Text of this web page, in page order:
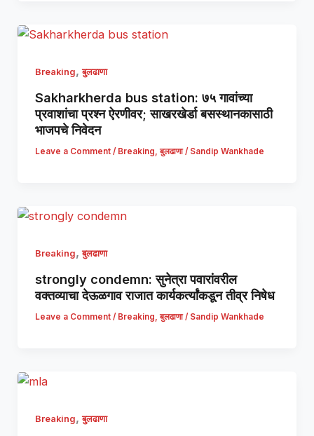
Breaking,बुलढाणा
Sakharkherda bus station: ७५ गावांच्या
प्रवाशांचा प्रश्न ऐरणीवर; साखरखेर्डा बसस्थानकासाठी
भाजपचे निवेदन
Leave a Comment / Breaking बुलढाणा/ Sandip Wankhade
Breaking,बुलढाणा
strongly condemn: सुनेत्रा पवारांवरील
वक्तव्याचा देऊळगाव राजात कार्यकर्त्यांकडून तीव्र निषेध
Leave a Comment / Breaking बुलढाणा/ Sandip Wankhade
Breaking,बुलढाणा